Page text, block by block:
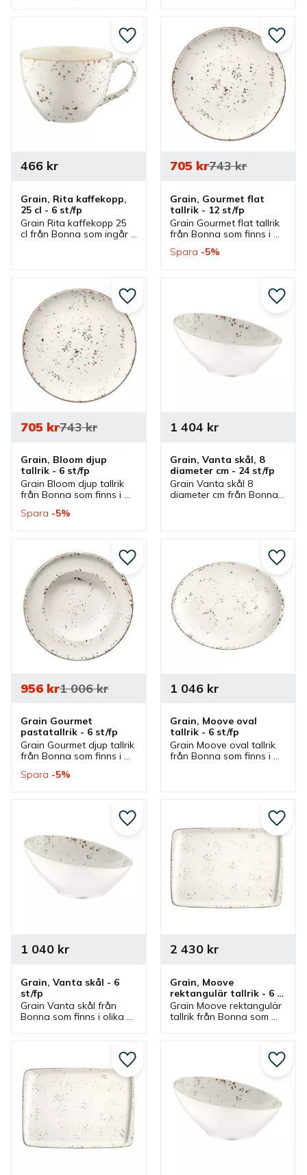
handtag som är en bra
kaffemugg.
Grain, Rita kaffekopp,
25 cl - 6 st/fp
Grain Rita kaffekopp 25
cl från Bonna som ingår i
466kr
Lägg till i favoriter
Grain, Gourmet flat
tallrik - 12 st/fp
Grain Gourmet flat tallrik
från Bonna som finns i
en serie där flera delar
705kr743kr
Spara 5%
Lägg
Grain, Bloom djup
tallrik - 6 st/fp
Grain Bloom djup tallrik
från Bonna som finns i
en serie där flera delar
705kr743kr
Spara 5%
Lägg till i favoriter
Grain, Vanta skål, 8
diameter cm - 24 st/fp
Grain Vanta skål 8
diameter cm från Bonna
1 404 kr
Lägg
Grain Gourmet
pastatallrik - 6 st/fp
Grain Gourmet djup tallrik
från Bonna som finns i
en serie där flera delar
956kr1 006kr
Spara 5%
Lägg till i favoriter
Grain, Moove oval
tallrik - 6 st/fp
Grain Moove oval tallrik
från Bonna som finns i
1 046kr
Lägg
Grain, Vanta skål - 6
st/fp
Grain Vanta skål från
Bonna som finns i olika
finns. Skålar som är bra
matskålar.
1 040kr
Lägg till i favoriter
Grain, Moove
rektangulär tallrik - 6
st/fp
Grain Moove rektangulär
tallrik från Bonna som
2 430kr
Lägg
Lägg till i favoriter Lägg